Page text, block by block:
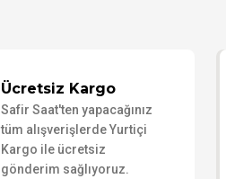
Ücretsiz Kargo
Safir Saat'ten yapacağınız
tüm alışverişlerde Yurtiçi
Kargo ile ücretsiz
gönderim sağlıyoruz.